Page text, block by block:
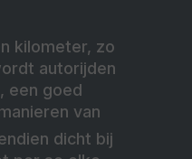
kilometer, zo
autorijden
een goed
van
dicht bij